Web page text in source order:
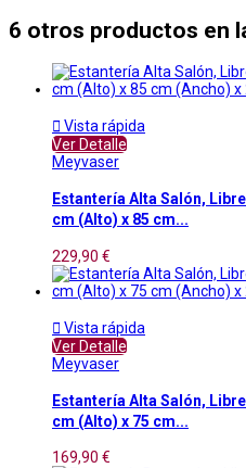
6 otros productos en
 Vista rápida
Ver Detalle
Meyvaser
Estantería Alta Salón,
cm (Alto) x 85 cm...
229,90 €
 Vista rápida
Ver Detalle
Meyvaser
Estantería Alta Salón,
cm (Alto) x 75 cm...
169,90 €